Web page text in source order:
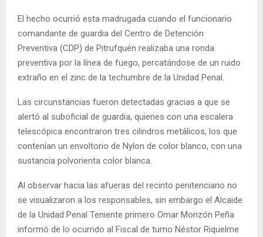
UEl hecho ocurrió esta madrugada cuando el funcionario
comandante de guardia del Centro de Detención
Preventiva (CDP) de Pitrufquén realizaba una ronda
preventiva por la línea de fuego, percatándose de un ruido
extraño en el zinc de la techumbre de la Unidad Penal.
Las circunstancias fueron detectadas gracias a que se
alertó al suboficial de guardia, quienes con una escalera
telescópica encontraron tres cilindros metálicos, los que
contenían un envoltorio de Nylon de color blanco, con una
sustancia polvorienta color blanca.
Al observar hacia las afueras del recinto penitenciario no
se visualizaron a los responsables, sin embargo el Alcaide
de la Unidad Penal Teniente primero Omar Monzón Peña
informó de lo ocurrido al Fiscal de turno Néstor Riquelme